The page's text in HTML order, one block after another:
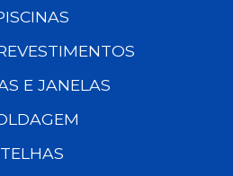
E JANELAS
TELHAS